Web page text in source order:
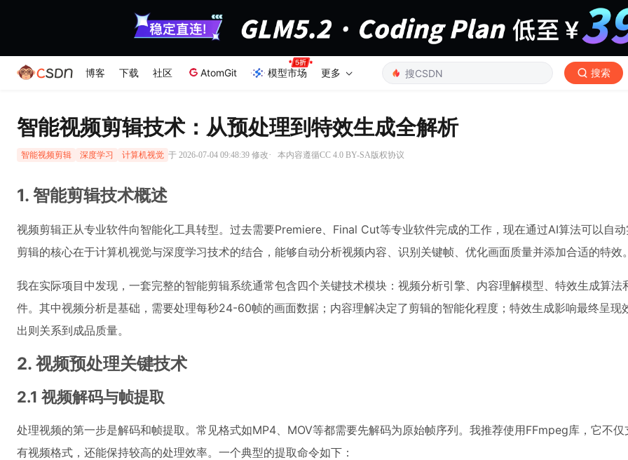
博客 下载 社区 AtomGit 模型市场 更多 搜索
智能视频剪辑技术：从预处理到特效生成全解析
智能视频剪辑 深度学习 计算机视觉 于 2026-07-04 09:48:39 修改· 本内容遵循CC 4.0 BY-SA版权协议
1. 智能剪辑技术概述
视频剪辑正从专业软件向智能化工具转型。过去需要Premiere、Final Cut等专业软件完成的工作，现在通过AI算法可以自
剪辑的核心在于计算机视觉与深度学习技术的结合，能够自动分析视频内容、识别关键帧、优化画面质量并添加合适的特效
我在实际项目中发现，一套完整的智能剪辑系统通常包含四个关键技术模块：视频分析引擎、内容理解模型、特效生成算法
件。其中视频分析是基础，需要处理每秒24-60帧的画面数据；内容理解决定了剪辑的智能化程度；特效生成影响最终呈现
出则关系到成品质量。
2. 视频预处理关键技术
2.1 视频解码与帧提取
处理视频的第一步是解码和帧提取。常见格式如MP4、MOV等都需要先解码为原始帧序列。我推荐使用FFmpeg库，它不仅
有视频格式，还能保持较高的处理效率。一个典型的提取命令如下：